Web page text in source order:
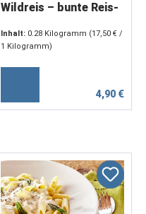
Wildreis – bunte Reis-
servierfertig (2 x 140
Inhalt: 0.28 Kilogramm (17,50 € /
1 Kilogramm)
4,90 €